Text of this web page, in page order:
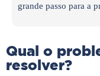
grande passo para a
Qual o
resolver?